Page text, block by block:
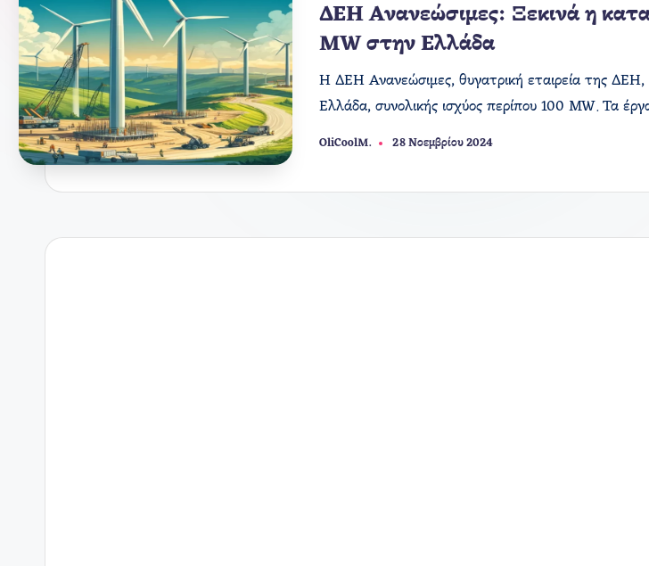
ΔΕΗ Ανανεώσιμες: Ξεκινά η
MW στην Ελλάδα
Η ΔΕΗ Ανανεώσιμες, θυγατρική εταιρεία της
Ελλάδα, συνολικής ισχύος περίπου 100 MW. Τα
Συγγραφέας:
OliCoolM. 28 Νοεμβρίου 2024